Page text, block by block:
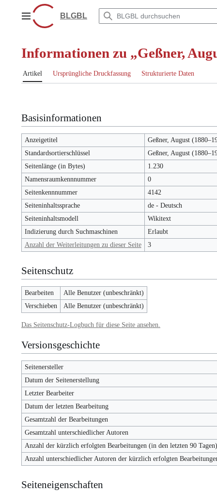
springenHauptmenüBLGBL
Informationen zu „Geßner,
Artikel Ursprüngliche Druckfassung Strukturierte Daten
Basisinformationen
Anzeigetitel
Geßner, August
Standardsortierschlüssel
Geßner, August
Seitenlänge (in Bytes)
1.230
Namensraumkennnummer
0
Seitenkennnummer
4142
Seiteninhaltssprache
de - Deutsch
Seiteninhaltsmodell
Wikitext
Indizierung durch Suchmaschinen
Erlaubt
Anzahl der Weiterleitungen zu dieser Seite
3
Seitenschutz
Bearbeiten
Alle Benutzer (unbeschränkt)
Verschieben
Alle Benutzer (unbeschränkt)
Das Seitenschutz-Logbuch für diese Seite ansehen.
Versionsgeschichte
Seitenersteller
Datum der Seitenerstellung
Letzter Bearbeiter
Datum der letzten Bearbeitung
Gesamtzahl der Bearbeitungen
Gesamtzahl unterschiedlicher Autoren
Anzahl der kürzlich erfolgten Bearbeitungen (in den letzten 90 Tagen)
Anzahl unterschiedlicher Autoren der kürzlich erfolgten
Seiteneigenschaften